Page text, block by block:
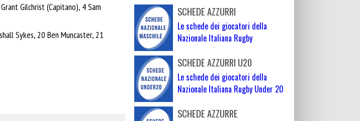
Gilchrist (Capitano), 4 Sam
Sykes, 20 Ben Muncaster, 21
SCHEDE AZZURRI
Le schede dei giocatori della
Nazionale Italiana Rugby
SCHEDE AZZURRI U20
Le schede dei giocatori della
Nazionale Italiana Rugby Under 20
SCHEDE AZZURRE